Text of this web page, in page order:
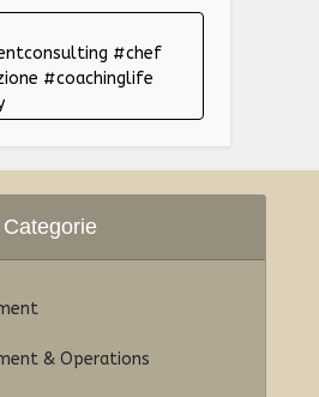
#chef
#coachinglife
Categorie
& Operations